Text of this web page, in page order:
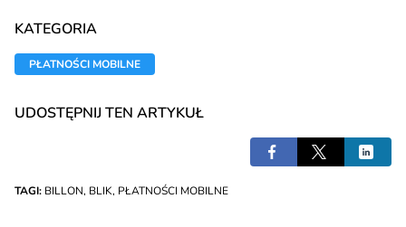
KATEGORIA
PŁATNOŚCI MOBILNE
UDOSTĘPNIJ TEN ARTYKUŁ
TAGI: BILLON, BLIK, PŁATNOŚCI MOBILNE